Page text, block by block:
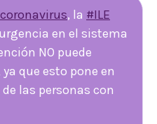
, la #ILE
en el sistema
NO puede
que esto pone en
las personas con